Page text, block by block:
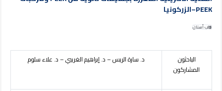
PEEK–الزركونيا
طب أسنان
الباحثون
المشاركون
د. سارة الريس – د. إبراهيم الغريبي – د. علاء سلوم